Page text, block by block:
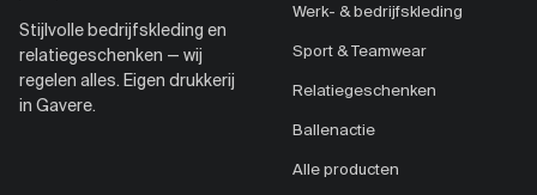
Stijlvolle bedrijfskleding en
relatiegeschenken — wij
regelen alles. Eigen drukkerij
in Gavere.
Werk- & bedrijfskleding
Sport & Teamwear
Relatiegeschenken
Ballenactie
Alle producten